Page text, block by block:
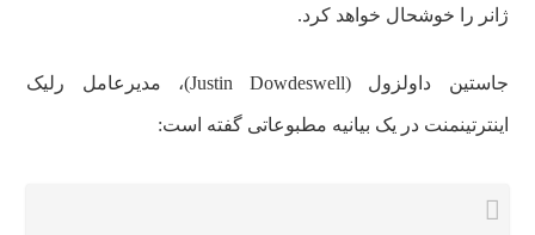
ژانر را خوشحال خواهد کرد.
جاستین داولزول (Justin Dowdeswell)، مدیرعامل رلیک
اینترتینمنت در یک بیانیه مطبوعاتی گفته است: